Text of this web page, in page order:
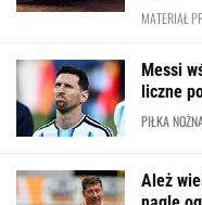
MATERIAŁ
Messi
liczne
PIŁKA
Ależ